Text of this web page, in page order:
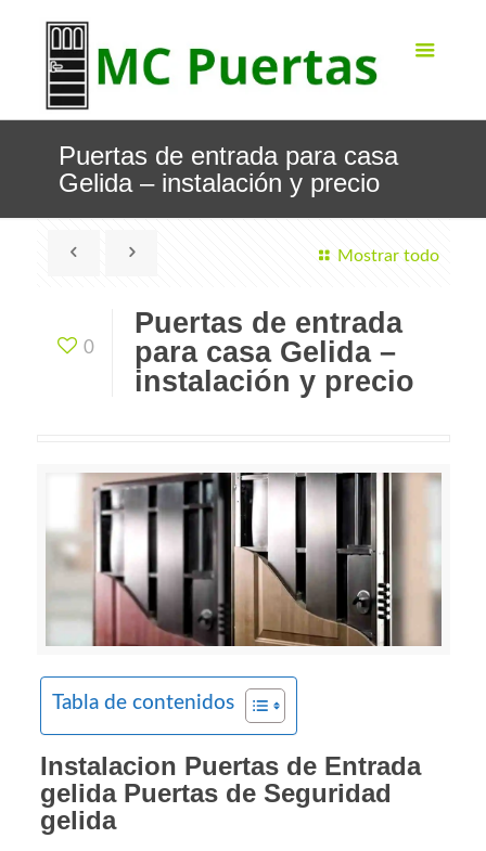
Puertas de entrada para casa
Gelida – instalación y precio
Mostrar todo
0
Puertas de entrada
para casa Gelida –
instalación y precio
Tabla de contenidos
Instalacion Puertas de Entrada
gelida Puertas de Seguridad
gelida